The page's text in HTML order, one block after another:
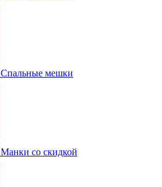
Спальные мешки
Манки со скидкой